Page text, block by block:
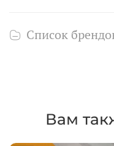
Список
Вам